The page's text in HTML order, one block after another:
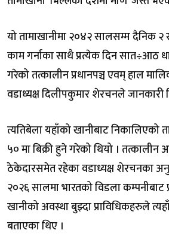
यो तामाखानीमा २०४२ सालसम्म दैनिक
काम गर्नाका साथै प्रत्येक दिन सात÷आठ
गरेको तत्कालीन प्रधानपञ्च एवम् हाल
वडाध्यक्ष दिलीपकुमार शेरचनले जानकारी
त्यतिबेला यहाँको खानीबाट निकालिएको
५० मा बिक्री हुने गरेको थियो । तत्कालीन
ठेकेदारसमेत रहेका वडाध्यक्ष शेरचनका
२०२६ सालमा भारतको विडला कम्पनीबाट
खानीको अवस्था बुझ्दा प्राविधिकहरुले
बताएका थिए ।